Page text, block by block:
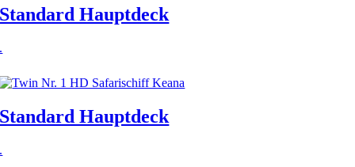
Standard Hauptdeck
.
Standard Hauptdeck
.